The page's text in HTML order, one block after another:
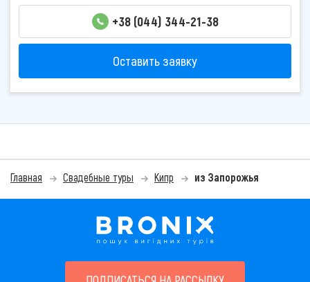
+38 (044) 344-21-38
Оставить заявку
Главная Свадебные туры Кипр из Запорожья